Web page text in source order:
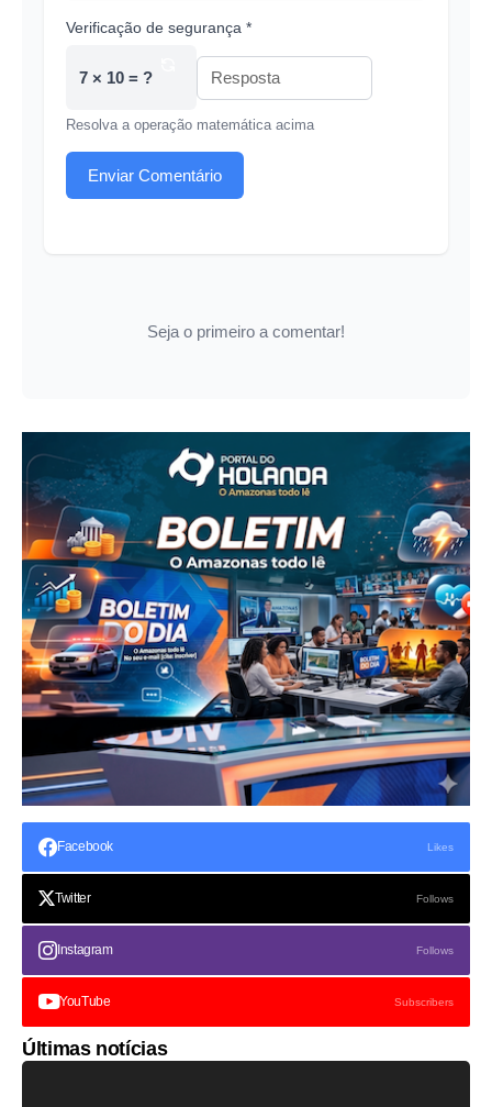
Verificação de segurança *
7 × 10 = ?
Resolva a operação matemática acima
Enviar Comentário
Seja o primeiro a comentar!
Facebook Likes
Twitter Follows
Instagram Follows
YouTube Subscribers
Últimas notícias